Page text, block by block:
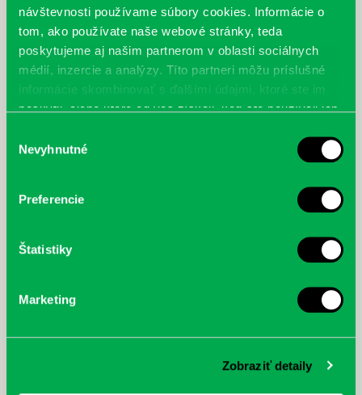
návštevnosti používame súbory cookies. Informácie o
tom, ako používate naše webové stránky, teda
poskytujeme aj našim partnerom v oblasti sociálnych
médií, inzercie a analýzy. Títo partneri môžu príslušné
informácie skombinovať s ďalšími údajmi, ktoré ste im
poskytli, alebo ktoré od vás získali, keď ste používali ich
súhlasu
Nevyhnutné
Preferencie
Štatistiky
Marketing
Zobraziť detaily
cyklistu modernej doby:
nezastaviteľný